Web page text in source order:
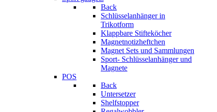
Back
Schlüsselanhänger in
Trikotform
Klappbare Stifteköcher
Magnetnotizheftchen
Magnet Sets und Sammlungen
Sport- Schlüsselanhänger und
Magnete
POS
Back
Untersetzer
Shelfstopper